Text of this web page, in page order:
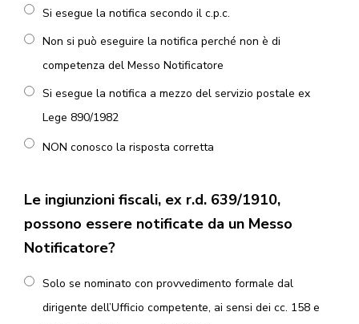
Si esegue la notifica secondo il c.p.c.
Non si può eseguire la notifica perché non è di
competenza del Messo Notificatore
Si esegue la notifica a mezzo del servizio postale ex
Lege 890/1982
NON conosco la risposta corretta
Le ingiunzioni fiscali, ex r.d. 639/1910,
possono essere notificate da un Messo
Notificatore?
Solo se nominato con provvedimento formale dal
dirigente dell’Ufficio competente, ai sensi dei cc. 158 e